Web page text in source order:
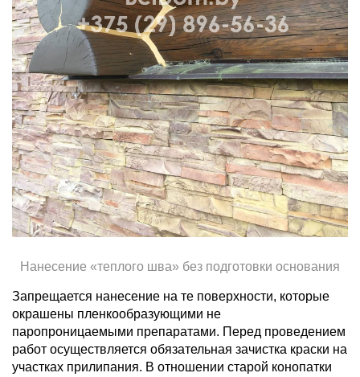
Нанесение «теплого шва» без подготовки основания
Запрещается нанесение на те поверхности, которые
окрашены пленкообразующими не
паропроницаемыми препаратами. Перед проведением
работ осуществляется обязательная зачистка краски на
участках прилипания. В отношении старой конопатки